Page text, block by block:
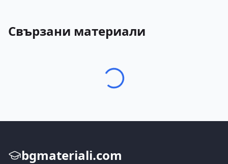
Свързани материали
bgmateriali.com